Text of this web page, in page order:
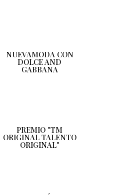
NUEVAMODA CON
DOLCE AND
GABBANA
PREMIO "TM
ORIGINAL TALENTO
ORIGINAL"